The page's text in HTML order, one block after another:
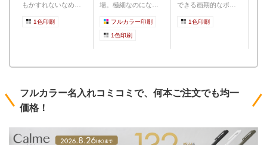
もかすれないなめら
1色印刷
場。極細なのになめ
しまし...
フルカラー印刷
1色印刷
できる画期的なボー
プルな白...
1色印刷
フルカラー名入れコミコミで、何本ご注文でも均一
価格！